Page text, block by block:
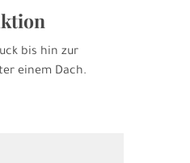
bis hin zur
einem Dach.